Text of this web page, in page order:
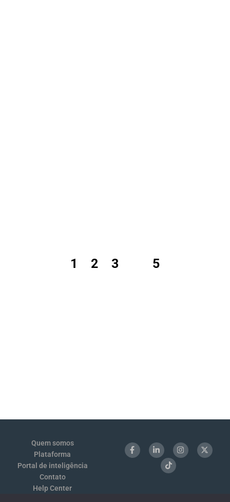
1 2 3 5
Quem somos
Plataforma
Portal de inteligência
Contato
Help Center